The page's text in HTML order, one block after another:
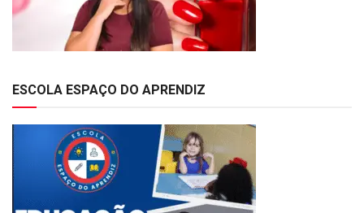
ESCOLA ESPAÇO DO APRENDIZ